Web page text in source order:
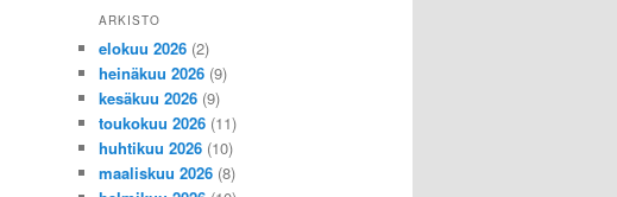
ARKISTO
elokuu 2026 (2)
heinäkuu 2026 (9)
kesäkuu 2026 (9)
toukokuu 2026 (11)
huhtikuu 2026 (10)
maaliskuu 2026 (8)